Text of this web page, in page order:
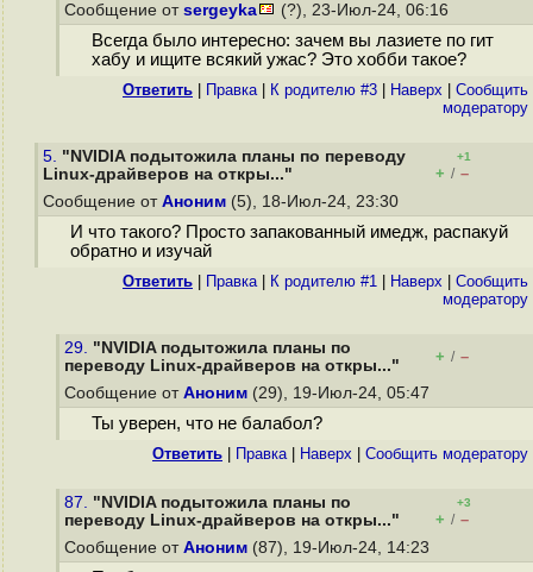
Сообщение от sergeyka (?), 23-Июл-24, 06:16
Всегда было интересно: зачем вы лазиете по гит
хабу и ищите всякий ужас? Это хобби такое?
Ответить Правка| К родителю #3 Наверх
Cообщить
модератору
5. "NVIDIA подытожила планы по переводу
Linux-драйверов на откры..."
+1
+ / –
Сообщение от Аноним (5), 18-Июл-24, 23:30
И что такого? Просто запакованный имедж, распакуй
обратно и изучай
Ответить Правка| К родителю #1 Наверх
Cообщить
модератору
29. "NVIDIA подытожила планы по
переводу Linux-драйверов на откры..."
+ / –
Сообщение от Аноним (29), 19-Июл-24, 05:47
Ты уверен, что не балабол?
Ответить Правка| Наверх Cообщить модератору
87. "NVIDIA подытожила планы по
переводу Linux-драйверов на откры..."
+3
+ / –
Сообщение от Аноним (87), 19-Июл-24, 14:23